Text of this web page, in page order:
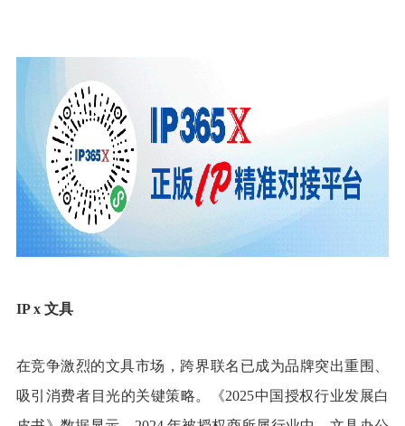
IP x 文具
在竞争激烈的文具市场，跨界联名已成为品牌突出重围、
吸引消费者目光的关键策略。《2025中国授权行业发展白